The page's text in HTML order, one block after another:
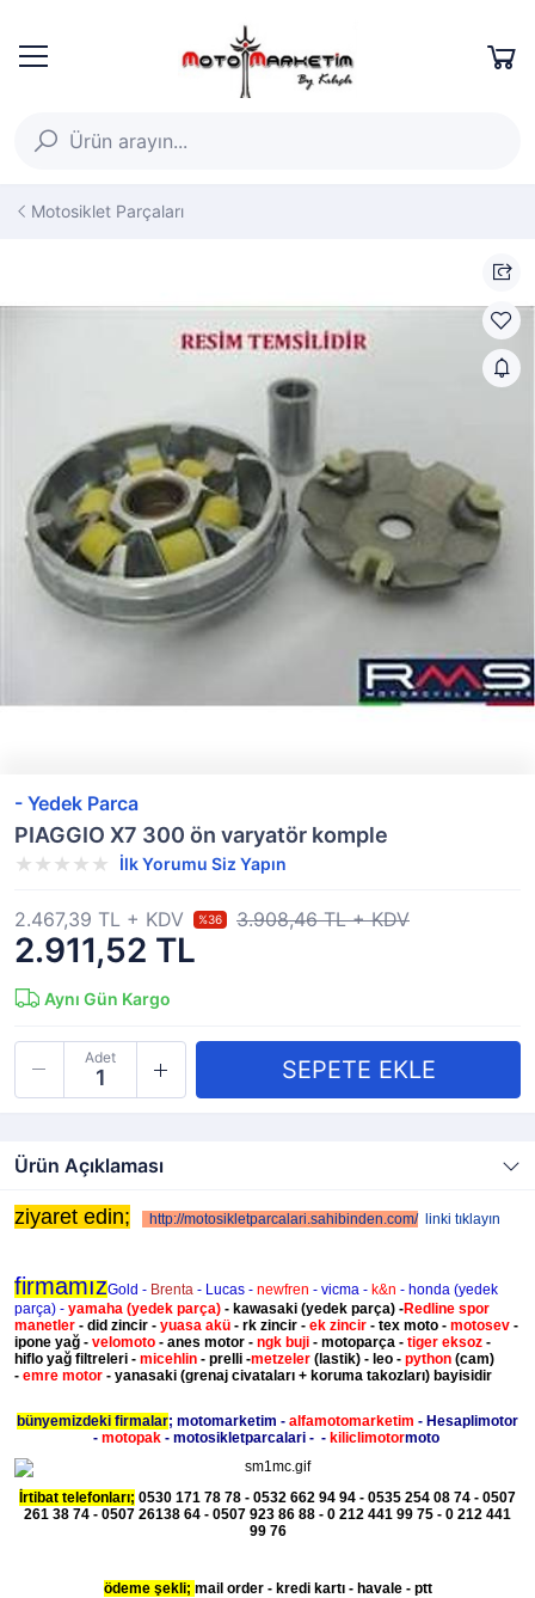
Motosiklet Parçaları
- Yedek Parca
PIAGGIO X7 300 ön varyatör komple
İlk Yorumu Siz Yapın
2.911,52 TL
2.467,39 TL + KDV %36 3.908,46 TL + KDV
Aynı Gün Kargo
Adet
Ürün Açıklaması
ziyaret edin; http://motosikletparcalari.sahibinden.com/linki tıklayın
firmamızGold - Brenta - Lucas - newfren - vicma - k&n - honda (yedek
parça) - yamaha (yedek parça) - kawasaki (yedek parça) -Redline spor
manetler - did zincir - yuasa akü - rk zincir - ek zincir - tex moto - motosev -
ipone yağ - velomoto - anes motor - ngk buji - motoparça - tiger eksoz -
hiflo yağ filtreleri - micehlin - prelli -metzeler (lastik) - leo - python (cam)
- emre motor - yanasaki (grenaj civataları + koruma takozları) bayisidir
bünyemizdeki firmalar; motomarketim - alfamotomarketim - Hesaplimotor
- motopak- motosikletparcalari - - kiliclimotormoto
İrtibat telefonları; 0530 171 78 78 - 0532 662 94 94 - 0535 254 08 74 - 0507
261 38 74 - 0507 26138 64 - 0507 923 86 88 - 0 212 441 99 75 - 0 212 441
99 76
ödeme şekli; mail order - kredi kartı - havale - ptt